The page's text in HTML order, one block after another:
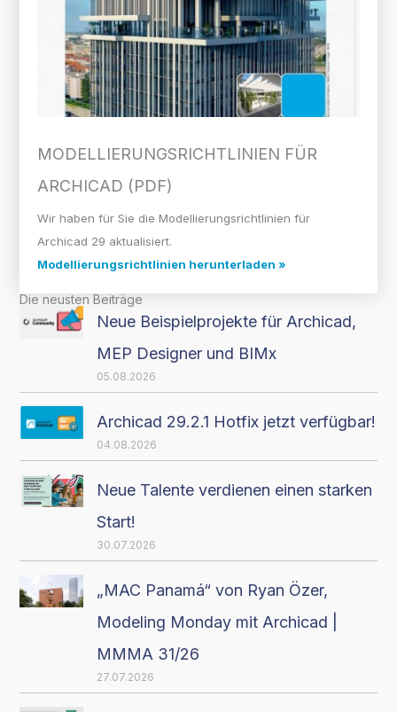
MODELLIERUNGS­RICHTLINIEN FÜR
ARCHICAD (PDF)
Wir haben für Sie die Modellierungsrichtlinien für
Archicad 29 aktualisiert.
Modellierungsrichtlinien herunterladen »
Die neusten Beiträge
Neue Beispielprojekte für Archicad,
MEP Designer und BIMx
05.08.2026
Archicad 29.2.1 Hotfix jetzt verfügbar!
04.08.2026
Neue Talente verdienen einen starken
Start!
30.07.2026
„MAC Panamá“ von Ryan Özer,
Modeling Monday mit Archicad |
MMMA 31/26
27.07.2026